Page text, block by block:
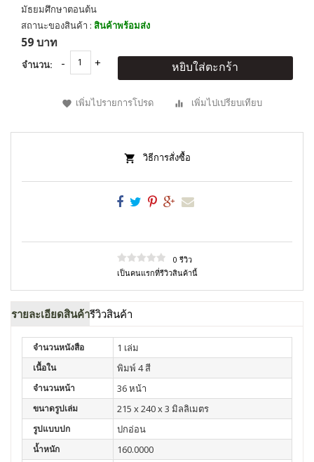
มัธยมศึกษาตอนต้น
สถานะของสินค้า : สินค้าพร้อมส่ง
59 บาท
จำนวน: หยิบใส่ตะกร้า
เพิ่มไปรายการโปรด เพิ่มไปเปรียบเทียบ
วิธีการสั่งซื้อ
0 รีวิว
เป็นคนแรกที่รีวิวสินค้านี้
รายละเอียดสินค้ารีวิวสินค้า
จำนวนหนังสือ 1 เล่ม
เนื้อใน พิมพ์ 4 สี
จำนวนหน้า 36 หน้า
ขนาดรูปเล่ม 215 x 240 x 3 มิลลิเมตร
รูปแบบปก ปกอ่อน
น้ำหนัก 160.0000